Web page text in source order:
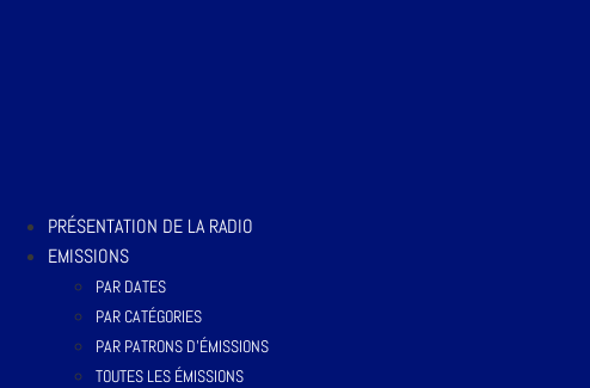
PRÉSENTATION DE LA RADIO
EMISSIONS
PAR DATES
PAR CATÉGORIES
PAR PATRONS D’ÉMISSIONS
TOUTES LES ÉMISSIONS